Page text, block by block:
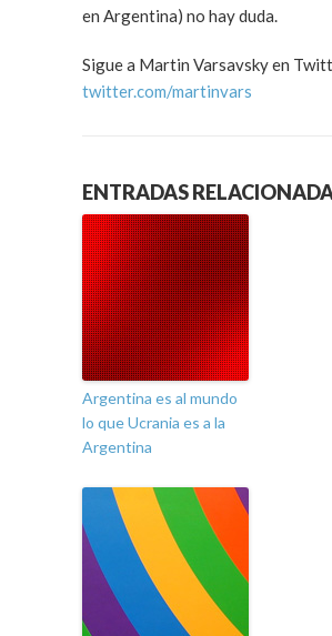
en Argentina) no hay duda.
Sigue a Martin Varsavsky en
twitter.com/martinvars
ENTRADAS
Argentina es al mundo
lo que Ucrania es a la
Argentina